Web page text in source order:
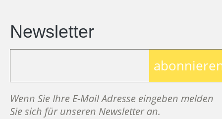
Newsletter
Wenn Sie Ihre E-Mail Adresse eingeben melden
Sie sich für unseren Newsletter an.